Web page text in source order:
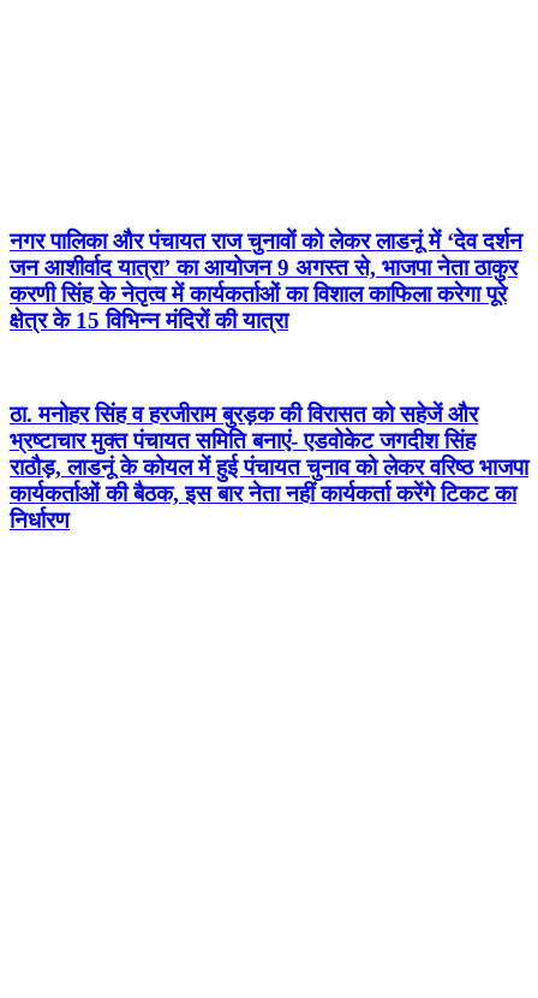
नगर पालिका और पंचायत राज चुनावों को लेकर लाडनूं में ‘देव दर्शन
जन आशीर्वाद यात्रा’ का आयोजन 9 अगस्त से, भाजपा नेता ठाकुर
करणी सिंह के नेतृत्व में कार्यकर्ताओं का विशाल काफिला करेगा पूरे
क्षेत्र के 15 विभिन्न मंदिरों की यात्रा
ठा. मनोहर सिंह व हरजीराम बुरड़क की विरासत को सहेजें और
भ्रष्टाचार मुक्त पंचायत समिति बनाएं- एडवोकेट जगदीश सिंह
राठौड़, लाडनूं के कोयल में हुई पंचायत चुनाव को लेकर वरिष्ठ भाजपा
कार्यकर्ताओं की बैठक, इस बार नेता नहीं कार्यकर्ता करेंगे टिकट का
निर्धारण